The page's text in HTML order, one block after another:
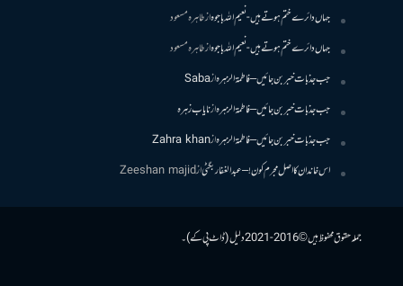
جہاں دائرے ختم ہوتے ہیں- نعیم اللہ باجوہازطاہرہ مسعود
جہاں دائرے ختم ہوتے ہیں- نعیم اللہ باجوہازطاہرہ مسعود
جب جذبات خبر بن جائیں – فاطمۃالزہرہازSaba
جب جذبات خبر بن جائیں – فاطمۃالزہرہازنایاب زہرہ
جب جذبات خبر بن جائیں – فاطمۃالزہرہازZahra khan
اس خاندان کا اصل مجرم کون! – عبدالغفار بگٹیازZeeshan majid
جملہ حقوق محفوظ ہیں © 2016-2021 دلیل (ڈاٹ پی کے)۔